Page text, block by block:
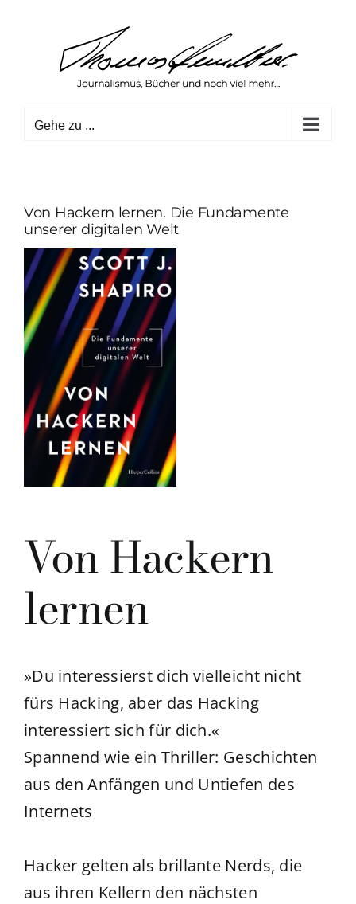
springen
Gehe zu ...
Von Hackern lernen. Die Fundamente
unserer digitalen Welt
Von Hackern
lernen
»Du interessierst dich vielleicht nicht
fürs Hacking, aber das Hacking
interessiert sich für dich.«
Spannend wie ein Thriller: Geschichten
aus den Anfängen und Untiefen des
Internets
Hacker gelten als brillante Nerds, die
aus ihren Kellern den nächsten